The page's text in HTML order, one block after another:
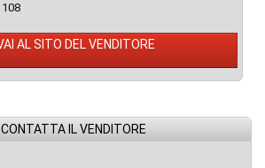
108
AL SITO DEL VENDITORE
CONTATTA IL VENDITORE